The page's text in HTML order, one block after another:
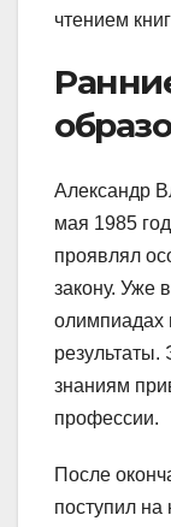
чтением
Александр
мая 1985
проявлял
закону. Уже
олимпиадах
результаты.
знаниям
профессии.
После
поступил на